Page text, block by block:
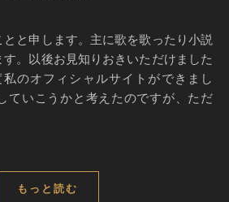
。以後お見知りおきいただけました
のオフィシャルサイトができまし
ていこうかと考えたのですが、ただ
もっと読む